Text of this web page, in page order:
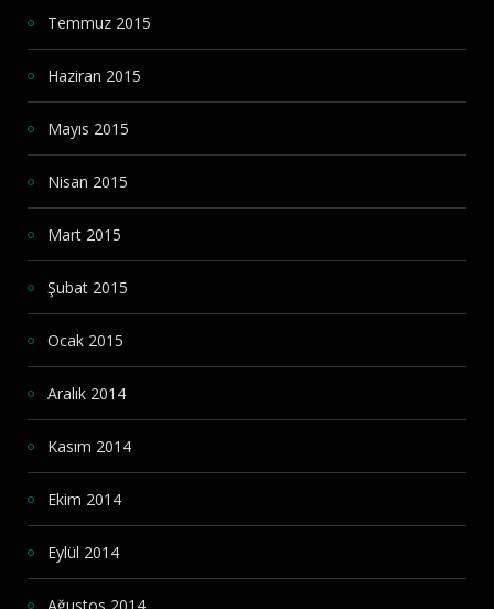
Temmuz 2015
Haziran 2015
Mayıs 2015
Nisan 2015
Mart 2015
Şubat 2015
Ocak 2015
Aralık 2014
Kasım 2014
Ekim 2014
Eylül 2014